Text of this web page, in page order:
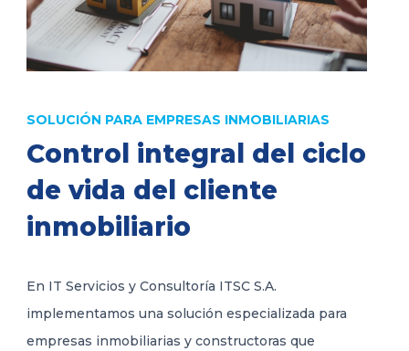
Control integral del ciclo
de vida del cliente
inmobiliario
SOLUCIÓN PARA EMPRESAS INMOBILIARIAS
En IT Servicios y Consultoría ITSC S.A.
implementamos una solución especializada para
empresas inmobiliarias y constructoras que